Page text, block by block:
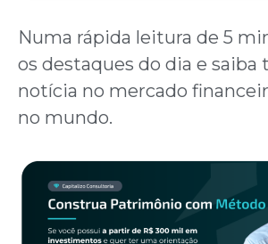
Numa rápida leitura de 5
os destaques do dia e saiba
notícia no mercado
no mundo.